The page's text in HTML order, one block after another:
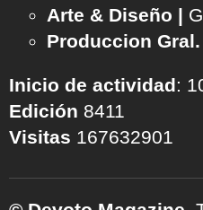
Arte & Diseño |
Produccion Gral.
Inicio de actividad:
Edición 8411
Visitas 167632901